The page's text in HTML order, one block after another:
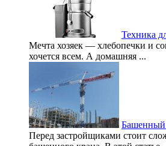
Техника
Мечта хозяек — хлебопечки и
хочется всем. А домашняя ...
Башенный
Перед застройщиками стоит